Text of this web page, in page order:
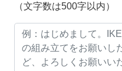
（文字数は500字以内）